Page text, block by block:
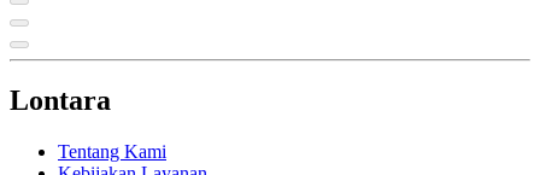
Lontara
Tentang Kami